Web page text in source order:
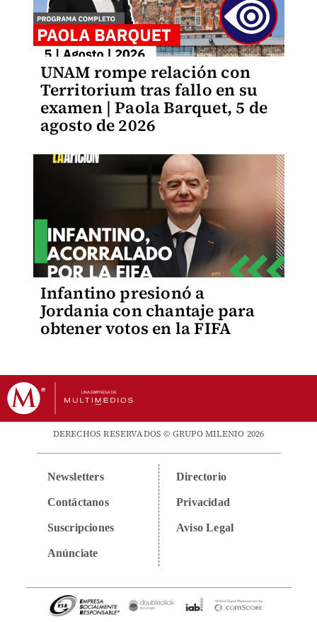
UNAM rompe relación con
Territorium tras fallo en su
examen | Paola Barquet, 5 de
agosto de 2026
Infantino presionó a
Jordania con chantaje para
obtener votos en la FIFA
DERECHOS RESERVADOS © GRUPO MILENIO 2026
Newsletters
Contáctanos
Suscripciones
Anúnciate
Directorio
Privacidad
Aviso Legal